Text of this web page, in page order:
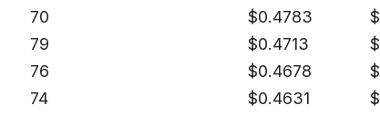
70 $0.4783 $
79 $0.4713 $
76 $0.4678 $
74 $0.4631 $